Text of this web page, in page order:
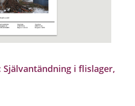
Självantändning i flislager,